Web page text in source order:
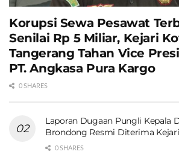
Korupsi Sewa Pesawat
Senilai Rp 5 Miliar, Kejari
Tangerang Tahan Vice
PT. Angkasa Pura Kargo
0 SHARES
Laporan Dugaan Pungli Kepala
Brondong Resmi Diterima
0 SHARES